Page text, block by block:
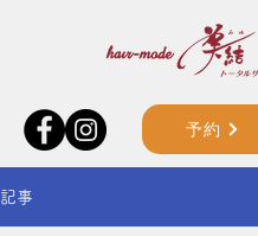
予約
記事